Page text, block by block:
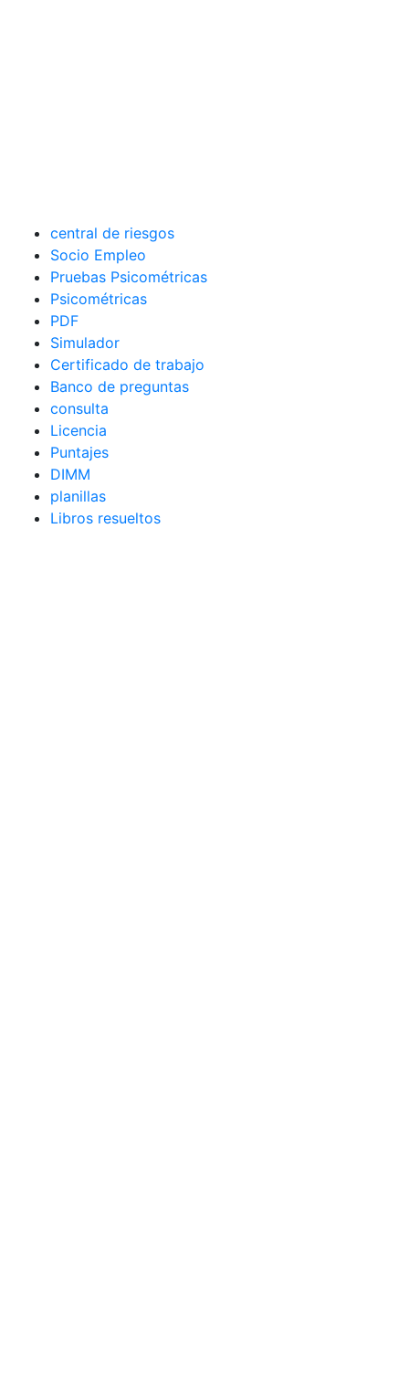
central de riesgos
Socio Empleo
Pruebas Psicométricas
Psicométricas
PDF
Simulador
Certificado de trabajo
Banco de preguntas
consulta
Licencia
Puntajes
DIMM
planillas
Libros resueltos